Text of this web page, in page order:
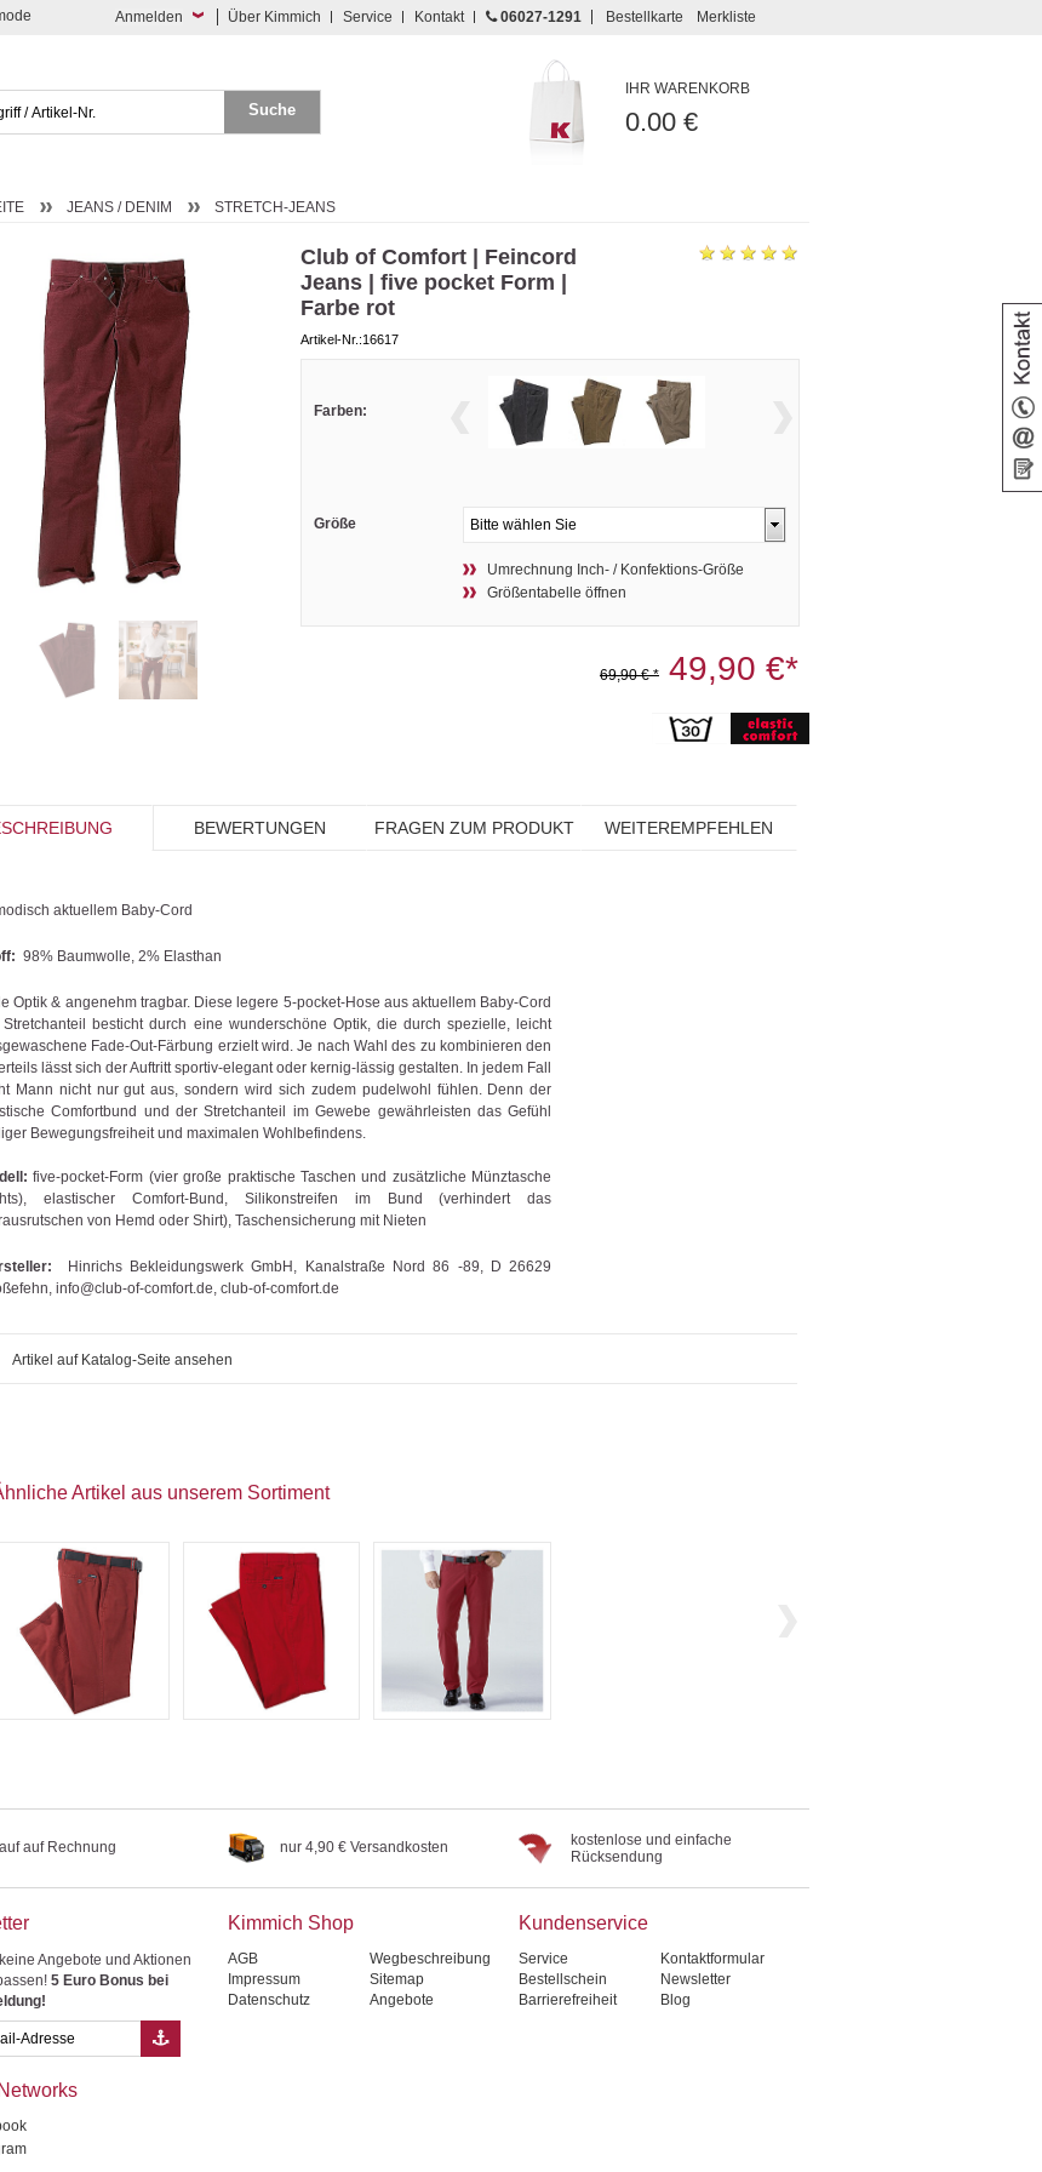
Anmelden Über Kimmich Service Kontakt 06027-1291 Bestellkarte Merkliste
IHR WARENKORB
0.00 €
JEANS / DENIM STRETCH-JEANS
Club of Comfort | Feincord
Jeans | five pocket Form |
Farbe rot
Artikel-Nr.:16617
Farben:
Größe
Umrechnung Inch- / Konfektions-Größe
Größentabelle öffnen
69,90 € *49,90 €*
BEWERTUNGEN FRAGEN ZUM PRODUKT WEITEREMPFEHLEN
aktuellem Baby-Cord
98% Baumwolle, 2% Elasthan
Optik & angenehm tragbar. Diese legere 5-pocket-Hose aus aktuellem Baby-Cord
Stretchanteil besticht durch eine wunderschöne Optik, die durch spezielle, leicht
Fade-Out-Färbung erzielt wird. Je nach Wahl des zu kombinieren den
lässt sich der Auftritt sportiv-elegant oder kernig-lässig gestalten. In jedem Fall
Mann nicht nur gut aus, sondern wird sich zudem pudelwohl fühlen. Denn der
Comfortbund und der Stretchanteil im Gewebe gewährleisten das Gefühl
Bewegungsfreiheit und maximalen Wohlbefindens.
five-pocket-Form (vier große praktische Taschen und zusätzliche Münztasche
elastischer Comfort-Bund, Silikonstreifen im Bund (verhindert das
von Hemd oder Shirt), Taschensicherung mit Nieten
Hinrichs Bekleidungswerk GmbH, Kanalstraße Nord 86 -89, D 26629
info@club-of-comfort.de, club-of-comfort.de
Artikel auf Katalog-Seite ansehen
Artikel aus unserem Sortiment
auf Rechnung nur 4,90 € Versandkosten
kostenlose und einfache
Rücksendung
Angebote und Aktionen
5 Euro Bonus bei
Kimmich Shop
AGB
Wegbeschreibung
Impressum
Sitemap
Datenschutz
Angebote
Kundenservice
Service
Kontaktformular
Bestellschein
Newsletter
Barrierefreiheit
Blog